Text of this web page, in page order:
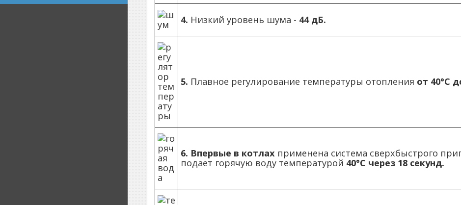
4. Низкий уровень шума - 44 дБ.
5. Плавное регулирование температуры отопления от 40°С
6. Впервые в котлах применена система сверхбыстрого
подает горячую воду температурой 40°С через 18 секунд.